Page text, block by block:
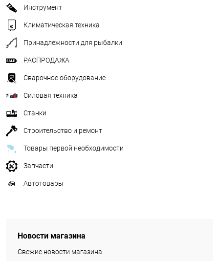
Инструмент
Климатическая техника
Принадлежности для рыбалки
РАСПРОДАЖА
Сварочное оборудование
Силовая техника
Станки
Строительство и ремонт
Товары первой необходимости
Запчасти
Автотовары
Новости магазина
Свежие новости магазина